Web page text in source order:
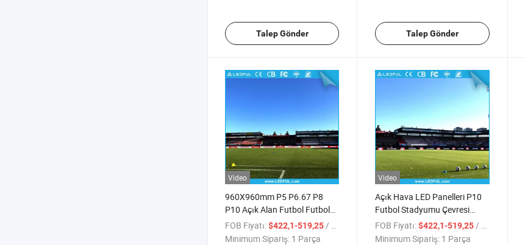
Talep Gönder Talep Gönder
Video
960X960mm P5 P6.67 P8
P10 Açık Alan Futbol Futbol
Sporları Çevre Video Ekranı
Stadyum LED Ekranı
FOB Fiyatı:$422,1-519,25 / Parça
Minimum Sipariş: 1 Parça
Video
Açık Hava LED Panelleri P10
Futbol Stadyumu Çevresi
960*960mm Reklam Ekranı
Gösterimi
FOB Fiyatı: $422,1-519,25 / Parça
Minimum Sipariş: 1 Parça